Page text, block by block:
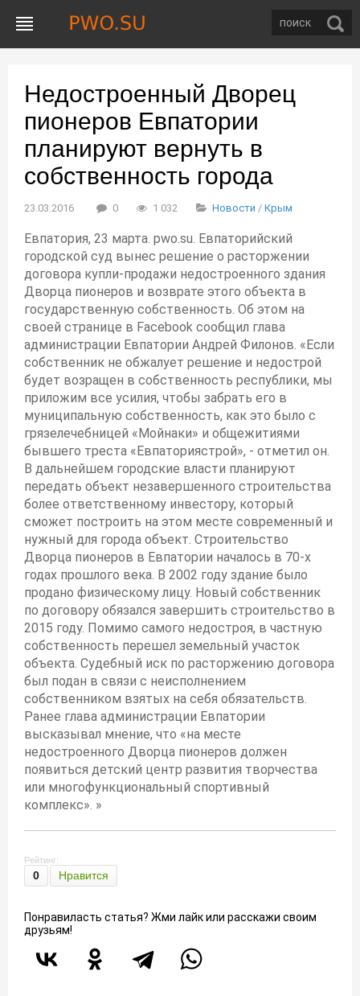
Недостроенный Дворец
пионеров Евпатории
планируют вернуть в
собственность города
23.03.2016 0 1 032 Новости / Крым
Евпатория, 23 марта. pwo.su. Евпаторийский
городской суд вынес решение о расторжении
договора купли-продажи недостроенного здания
Дворца пионеров и возврате этого объекта в
государственную собственность. Об этом на
своей странице в Facebook сообщил глава
администрации Евпатории Андрей Филонов. «Если
собственник не обжалует решение и недострой
будет возращен в собственность республики, мы
приложим все усилия, чтобы забрать его в
муниципальную собственность, как это было с
грязелечебницей «Мойнаки» и общежитиями
бывшего треста «Евпаториястрой», - отметил он.
В дальнейшем городские власти планируют
передать объект незавершенного строительства
более ответственному инвестору, который
сможет построить на этом месте современный и
нужный для города объект. Строительство
Дворца пионеров в Евпатории началось в 70-х
годах прошлого века. В 2002 году здание было
продано физическому лицу. Новый собственник
по договору обязался завершить строительство в
2015 году. Помимо самого недостроя, в частную
собственность перешел земельный участок
объекта. Судебный иск по расторжению договора
был подан в связи с неисполнением
собственником взятых на себя обязательств.
Ранее глава администрации Евпатории
высказывал мнение, что «на месте
недостроенного Дворца пионеров должен
появиться детский центр развития творчества
или многофункциональный спортивный
комплекс». »
Рейтинг:
0 Нравится
Понравиласть статья? Жми лайк или расскажи своим
друзьям!